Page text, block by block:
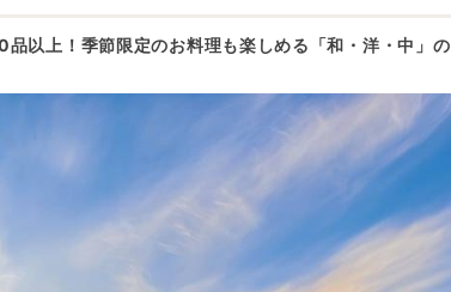
以上！季節限定のお料理も楽しめる「和・洋・中」の